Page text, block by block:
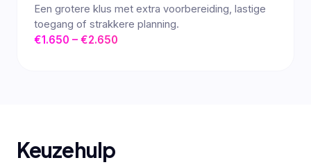
Een grotere klus met extra voorbereiding, lastige
toegang of strakkere planning.
€1.650 – €2.650
Keuzehulp